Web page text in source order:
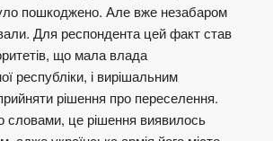
пошкоджено. Але вже незабаром
Для респондента цей факт став
що мала влада
республіки, і вирішальним
рішення про переселення.
словами, це рішення виявилось